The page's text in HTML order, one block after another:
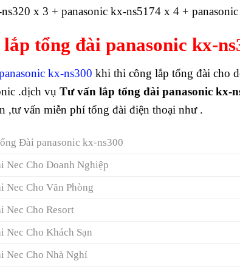
x 3 + panasonic kx-ns5174 x 4 +
tổng đài panasonic kx-
kx-ns300 khi thi công lắp tổng đài cho
.dịch vụ Tư vấn lắp tổng đài panasonic kx-
,tư vấn miễn phí tổng đài điện thoại như .
Đài panasonic kx-ns300
Nec Cho Doanh Nghiệp
Nec Cho Văn Phòng
Nec Cho Resort
Nec Cho Khách Sạn
Nec Cho Nhà Nghỉ